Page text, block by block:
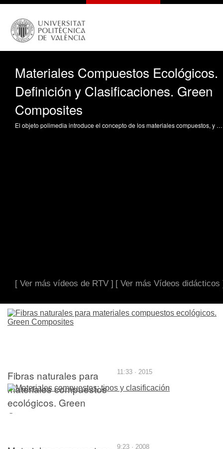
Materiales Compuestos Ecológicos.
Definición y Clasificaciones. Green
Composites
El objeto polimedia introduce el concepto de los materiales compuestos, y más concretamente, los materiales compuestos ecológicos o green composites. Se lleva a cabo una clasificación de los green composites en función del origen y naturaleza de la matriz y el refuerzo que lo componenen. Fenollar Gimeno, OÁ. (2015). Materiales Compuestos Ecológicos. Definición y Clasificaciones. Green Composites. https://riunet.upv.es/handle/10251/51979
[ Ver más vídeos de RTV ] [ Ver más Vídeos didácticos
Fibras naturales para
materiales compuestos
ecológicos. Green
Composites
11:33 · 2015
9:23 · 2008